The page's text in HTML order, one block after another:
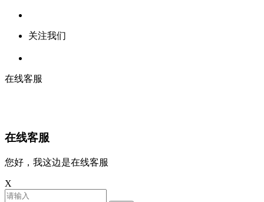
关注我们
在线客服
在线客服
您好，我这边是在线客服
X